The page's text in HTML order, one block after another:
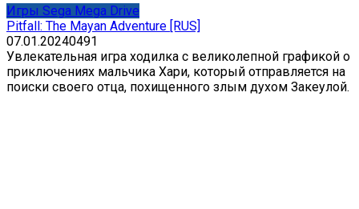
Игры Sega Mega Drive
Pitfall: The Mayan Adventure [RUS]
07.01.20240491
Увлекательная игра ходилка с великолепной графикой о
приключениях мальчика Хари, который отправляется на
поиски своего отца, похищенного злым духом Закеулой.